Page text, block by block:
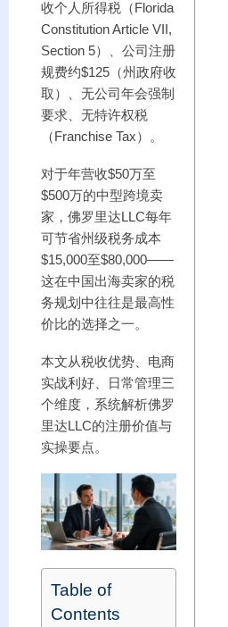
收个人所得税（Florida
Constitution Article VII,
Section 5）、公司注册
规费约$125（州政府收
取）、无公司年会强制
要求、无特许权税
（Franchise Tax）。
对于年营收$50万至
$500万的中型跨境卖
家，佛罗里达LLC每年
可节省州级税务成本
$15,000至$80,000——
这在中国出海卖家的税
务规划中往往是最高性
价比的选择之一。
本文从税收优势、电商
实战利好、日常管理三
个维度，系统解析佛罗
里达LLC的注册价值与
实操要点。
Table of
Contents